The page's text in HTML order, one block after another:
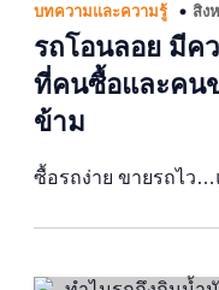
บทความและความรู้ สิง
รถโอนลอย มีคว
ที่คนซื้อและคน
ข้าม
ซื้อรถง่าย ขายรถไว…